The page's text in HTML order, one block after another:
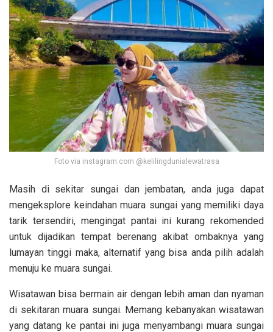
Foto via instagram.com @kelilingdunialewatrasa
Masih di sekitar sungai dan jembatan, anda juga dapat
mengeksplore keindahan muara sungai yang memiliki daya
tarik tersendiri, mengingat pantai ini kurang rekomended
untuk dijadikan tempat berenang akibat ombaknya yang
lumayan tinggi maka, alternatif yang bisa anda pilih adalah
menuju ke muara sungai.
Wisatawan bisa bermain air dengan lebih aman dan nyaman
di sekitaran muara sungai. Memang kebanyakan wisatawan
yang datang ke pantai ini juga menyambangi muara sungai